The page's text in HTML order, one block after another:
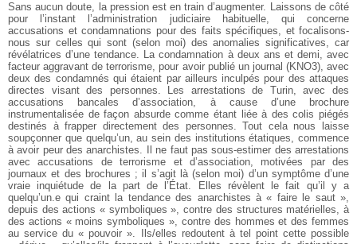
Sans aucun doute, la pression est en train d’augmenter. Laissons de côté
pour l’instant l’administration judiciaire habituelle, qui concerne
accusations et condamnations pour des faits spécifiques, et focalisons-
nous sur celles qui sont (selon moi) des anomalies significatives, car
révélatrices d’une tendance. La condamnation à deux ans et demi, avec
facteur aggravant de terrorisme, pour avoir publié un journal (KNO3), avec
deux des condamnés qui étaient par ailleurs inculpés pour des attaques
directes visant des personnes. Les arrestations de Turin, avec des
accusations bancales d’association, à cause d’une brochure
instrumentalisée de façon absurde comme étant liée à des colis piégés
destinés à frapper directement des personnes. Tout cela nous laisse
soupçonner que quelqu’un, au sein des institutions étatiques, commence
à avoir peur des anarchistes. Il ne faut pas sous-estimer des arrestations
avec accusations de terrorisme et d’association, motivées par des
journaux et des brochures ; il s’agit là (selon moi) d’un symptôme d’une
vraie inquiétude de la part de l’État. Elles révèlent le fait qu’il y a
quelqu’un.e qui craint la tendance des anarchistes à « faire le saut »,
depuis des actions « symboliques », contre des structures matérielles, à
des actions « moins symboliques », contre des hommes et des femmes
au service du « pouvoir ». Ils/elles redoutent à tel point cette possible